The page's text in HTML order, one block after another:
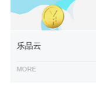
乐品云
MORE